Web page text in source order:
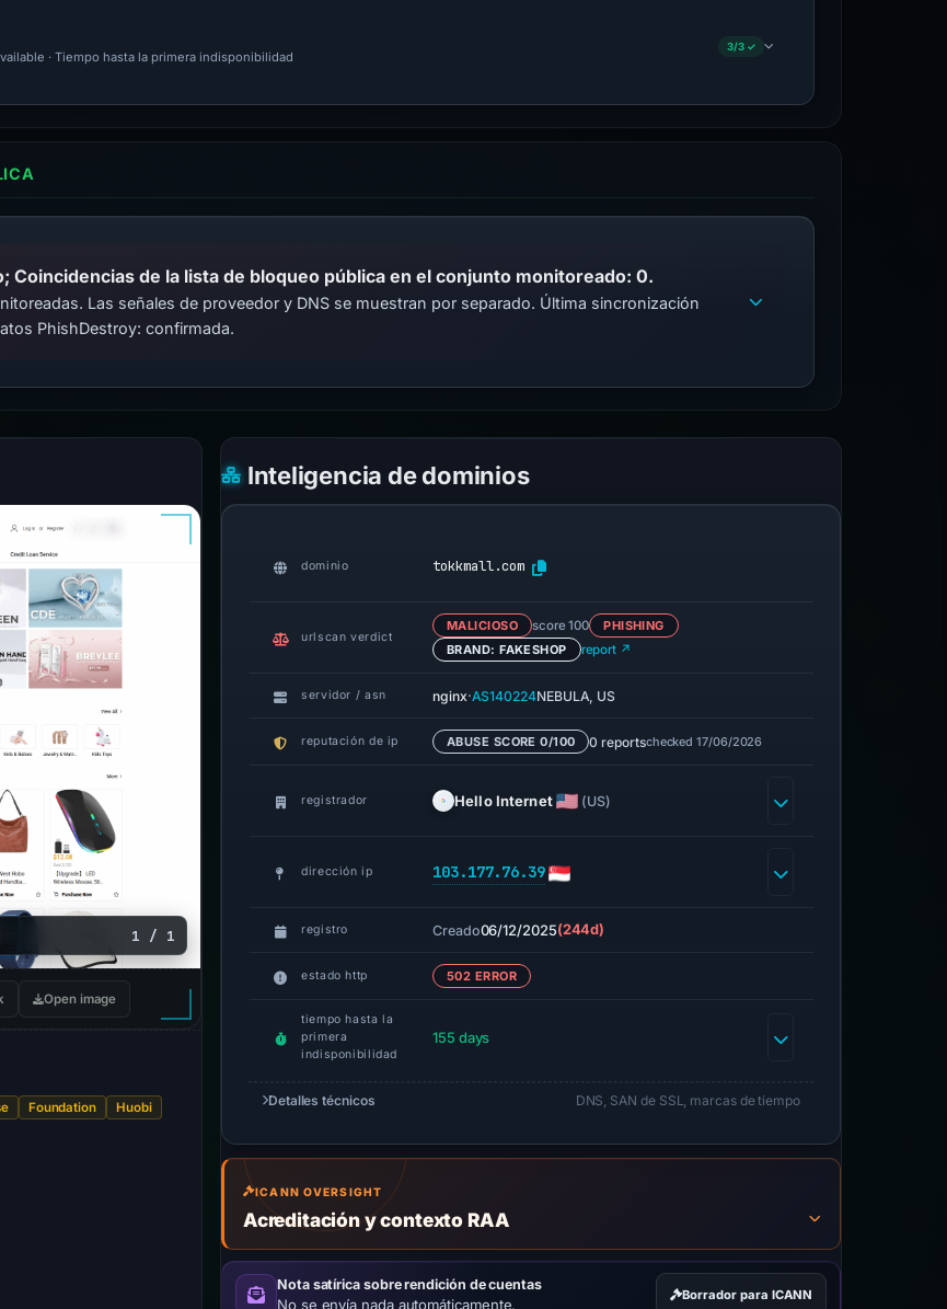
· Tiempo hasta la primera indisponibilidad
3/3 ✓
Coincidencias de la lista de bloqueo pública en el conjunto monitoreado: 0.
Las señales de proveedor y DNS se muestran por separado. Última sincronización
PhishDestroy: confirmada.
1 / 1
Open image
Foundation
Huobi
Inteligencia de dominios
dominio tokkmall.com
urlscan verdict
MALICIOSO score 100
PHISHING
BRAND: FAKESHOP
report ↗
servidor / asn nginx·AS140224NEBULA, US
reputación de ip ABUSE SCORE 0/100 0 reportschecked 17/06/2026
registrador Hello Internet (US)
dirección ip 103.177.76.39
registro Creado06/12/2025(244d)
estado http 502 ERROR
tiempo hasta la
primera
indisponibilidad
155 days
Detalles técnicos DNS, SAN de SSL, marcas de tiempo
ICANN OVERSIGHT
Acreditación y contexto RAA
Nota satírica sobre rendición de cuentas
No se envía nada automáticamente.
Borrador para ICANN